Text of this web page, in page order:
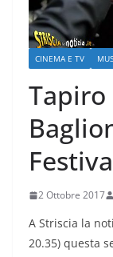
CINEMA E TV
Tapiro
2 Ottobre 2017
A Striscia la
20.35) questa